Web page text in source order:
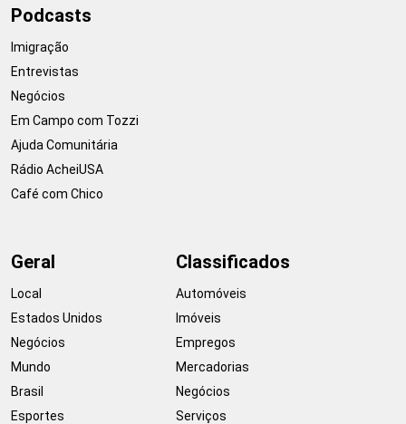
Podcasts
Imigração
Entrevistas
Negócios
Em Campo com Tozzi
Ajuda Comunitária
Rádio AcheiUSA
Café com Chico
Geral
Local
Estados Unidos
Negócios
Mundo
Brasil
Esportes
Classificados
Automóveis
Imóveis
Empregos
Mercadorias
Negócios
Serviços